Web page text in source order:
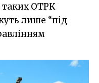
таких ОТРК
лише “під